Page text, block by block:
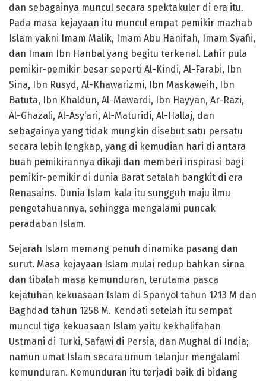
dan sebagainya muncul secara spektakuler di era itu.
Pada masa kejayaan itu muncul empat pemikir mazhab
Islam yakni Imam Malik, Imam Abu Hanifah, Imam Syafii,
dan Imam Ibn Hanbal yang begitu terkenal. Lahir pula
pemikir-pemikir besar seperti Al-Kindi, Al-Farabi, Ibn
Sina, Ibn Rusyd, Al-Khawarizmi, Ibn Maskaweih, Ibn
Batuta, Ibn Khaldun, Al-Mawardi, Ibn Hayyan, Ar-Razi,
Al-Ghazali, Al-Asy‘ari, Al-Maturidi, Al-Hallaj, dan
sebagainya yang tidak mungkin disebut satu persatu
secara lebih lengkap, yang di kemudian hari di antara
buah pemikirannya dikaji dan memberi inspirasi bagi
pemikir-pemikir di dunia Barat setalah bangkit di era
Renasains. Dunia Islam kala itu sungguh maju ilmu
pengetahuannya, sehingga mengalami puncak
peradaban Islam.
Sejarah Islam memang penuh dinamika pasang dan
surut. Masa kejayaan Islam mulai redup bahkan sirna
dan tibalah masa kemunduran, terutama pasca
kejatuhan kekuasaan Islam di Spanyol tahun 1213 M dan
Baghdad tahun 1258 M. Kendati setelah itu sempat
muncul tiga kekuasaan Islam yaitu kekhalifahan
Ustmani di Turki, Safawi di Persia, dan Mughal di India;
namun umat Islam secara umum telanjur mengalami
kemunduran. Kemunduran itu terjadi baik di bidang